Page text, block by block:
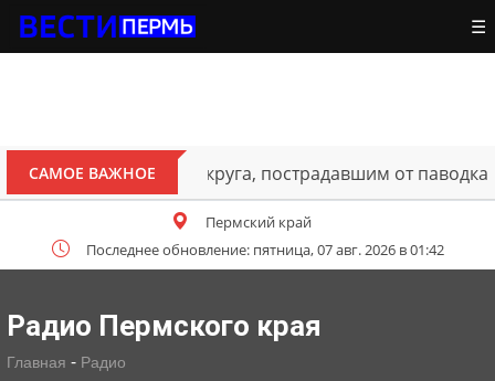
☰
САМОЕ ВАЖНОЕ
Октябрьского округа, пострадавшим от паводка
Пермский край
Последнее обновление: пятница, 07 авг. 2026 в 01:42
Радио Пермского края
Главная - Радио